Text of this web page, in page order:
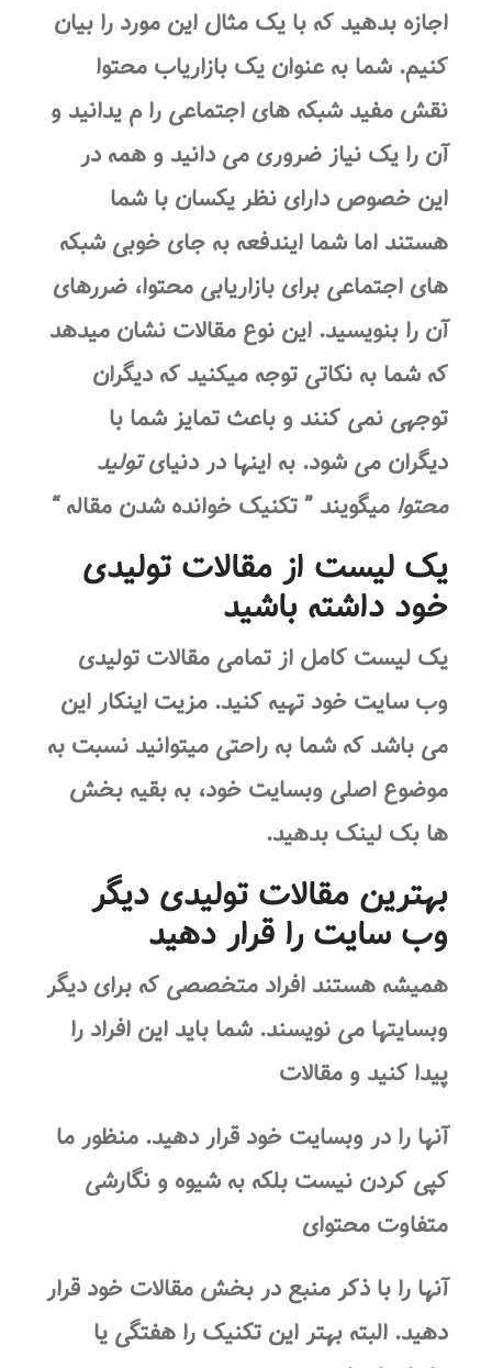
اجازه بدهید که با یک مثال این مورد را بیان
کنیم. شما به عنوان یک بازاریاب محتوا
نقش مفید شبکه های اجتماعی را م یدانید و
آن را یک نیاز ضروری می دانید و همه در
این خصوص دارای نظر یکسان با شما
هستند اما شما ایندفعه به جای خوبی شبکه
های اجتماعی برای بازاریابی محتوا، ضررهای
آن را بنویسید. این نوع مقالات نشان میدهد
که شما به نکاتی توجه میکنید که دیگران
توجهی نمی کنند و باعث تمایز شما با
دیگران می شود. به اینها در دنیایتولید
محتوا میگویند ” تکنیک خوانده شدن مقاله “
یک لیست از مقالات تولیدی
خود داشته باشید
یک لیست کامل از تمامی مقالات تولیدی
وب سایت خود تهیه کنید. مزیت اینکار این
می باشد که شما به راحتی میتوانید نسبت به
موضوع اصلی وبسایت خود، به بقیه بخش
ها بک لینک بدهید.
بهترین مقالات تولیدی دیگر
وب سایت را قرار دهید
همیشه هستند افراد متخصصی که برای دیگر
وبسایتها می نویسند. شما باید این افراد را
پیدا کنید و مقالات
آنها را در وبسایت خود قرار دهید. منظور ما
کپی کردن نیست بلکه به شیوه و نگارشی
متفاوت محتوای
آنها را با ذکر منبع در بخش مقالات خود قرار
دهید. البته بهتر این تکنیک را هفتگی یا